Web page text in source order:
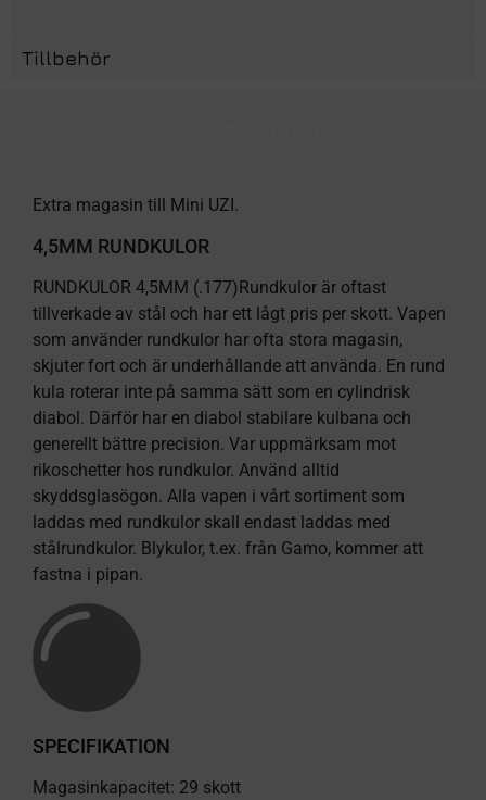
Tillbehör
Extra magasin till Mini UZI.
4,5MM RUNDKULOR
RUNDKULOR 4,5MM (.177)Rundkulor är oftast
tillverkade av stål och har ett lågt pris per skott. Vapen
som använder rundkulor har ofta stora magasin,
skjuter fort och är underhållande att använda. En rund
kula roterar inte på samma sätt som en cylindrisk
diabol. Därför har en diabol stabilare kulbana och
generellt bättre precision. Var uppmärksam mot
rikoschetter hos rundkulor. Använd alltid
skyddsglasögon. Alla vapen i vårt sortiment som
laddas med rundkulor skall endast laddas med
stålrundkulor. Blykulor, t.ex. från Gamo, kommer att
fastna i pipan.
SPECIFIKATION
Magasinkapacitet: 29 skott